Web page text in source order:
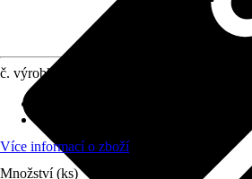
č. výrobku
Více informací o zboží
Množství (ks)